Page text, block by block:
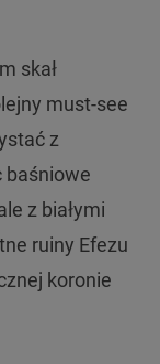
skał
must-see
z
baśniowe
z białymi
ruiny Efezu
koronie